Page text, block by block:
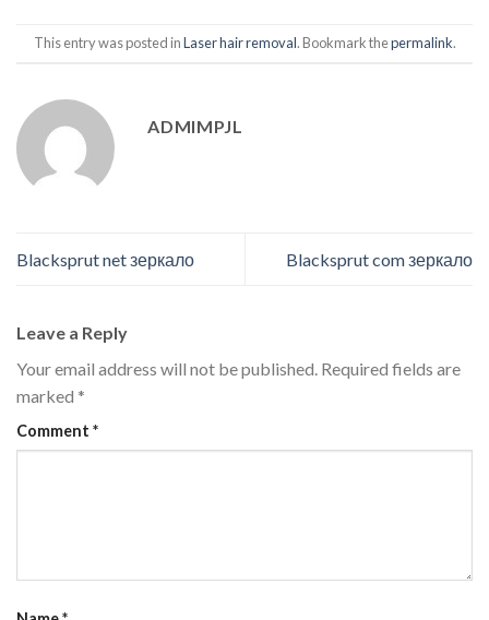
This entry was posted inLaser hair removal. Bookmark thepermalink.
ADMIMPJL
Blacksprut net зеркало Blacksprut com зеркало
Leave a Reply
Your email address will not be published. Required fields are
marked *
Comment *